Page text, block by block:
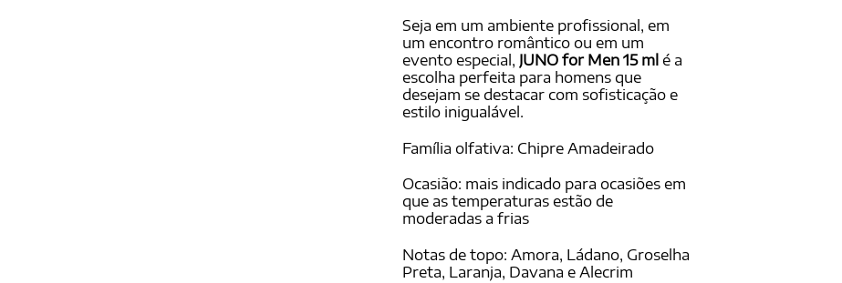
Seja em um ambiente profissional, em
um encontro romântico ou em um
evento especial, JUNO for Men 15 ml é a
escolha perfeita para homens que
desejam se destacar com sofisticação e
estilo inigualável.
Família olfativa: Chipre Amadeirado
Ocasião: mais indicado para ocasiões em
que as temperaturas estão de
moderadas a frias
Notas de topo: Amora, Ládano, Groselha
Preta, Laranja, Davana e Alecrim